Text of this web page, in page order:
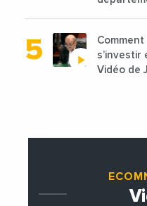
s’investir
Vidéo de